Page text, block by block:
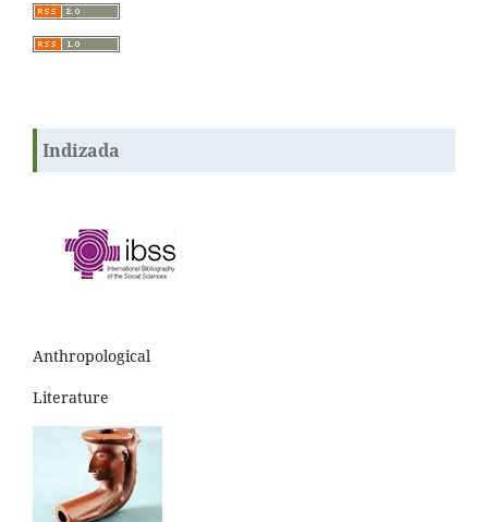
Indizada
Anthropological
Literature